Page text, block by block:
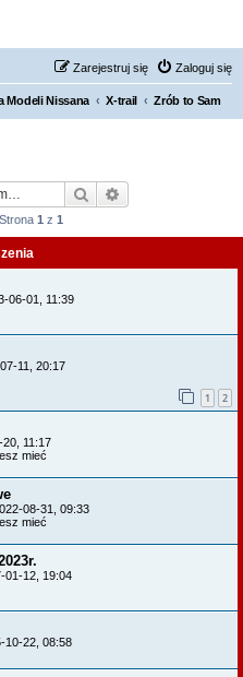
Zaloguj się
Zarejestruj się
Modeli Nissana X-trail Zrób to Sam
Szukaj
1 z 1
06-01, 11:39
11, 20:17
1 2
11:17
mieć
08-31, 09:33
mieć
01-12, 19:04
10-22, 08:58